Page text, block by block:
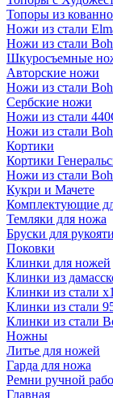
Топоры из
Ножи из стали
Ножи из стали
Шкуросъемные
Авторские ножи
Ножи из стали
Сербские ножи
Ножи из стали
Ножи из стали
Кортики
Кортики
Ножи из стали
Кукри и Мачете
Комплектующие
Темляки для ножа
Бруски для
Поковки
Клинки для ножей
Клинки из
Клинки из стали
Клинки из стали
Клинки из стали
Ножны
Литье для ножей
Гарда для ножа
Ремни ручной
Главная